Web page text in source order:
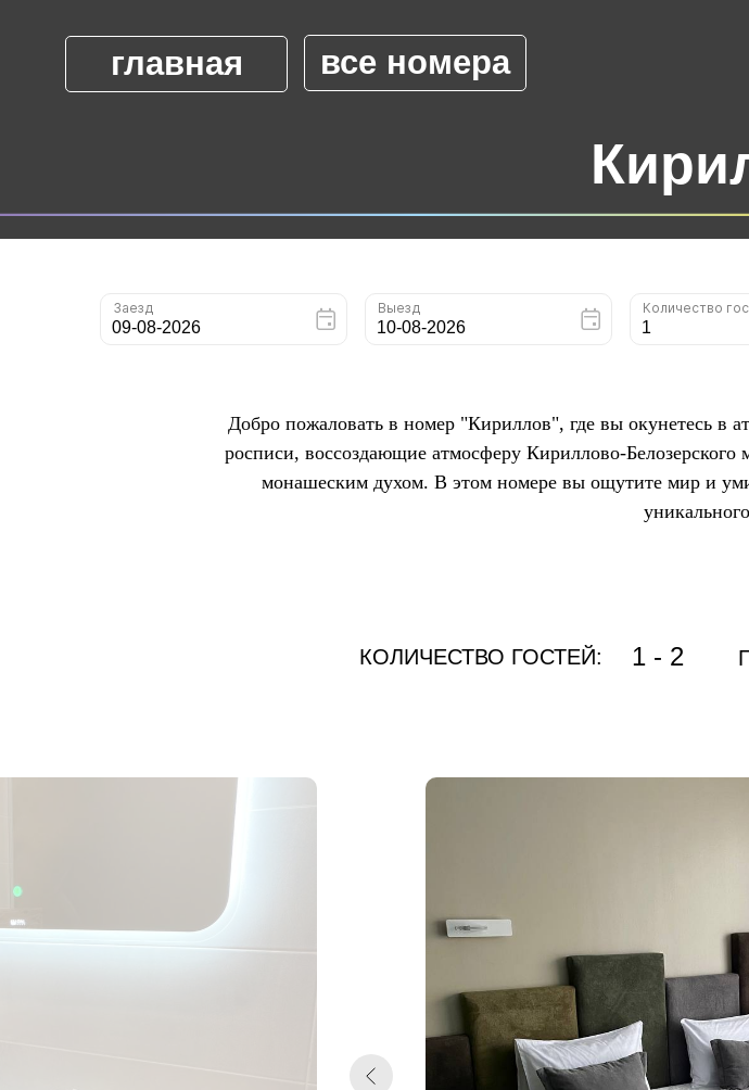
главная все номера
Добро пожаловать в номер "Кириллов", где вы окунетесь в
росписи, воссоздающие атмосферу Кириллово-
монашеским духом. В этом номере вы ощутите мир и
КОЛИЧЕСТВО ГОСТЕЙ: 1 - 2